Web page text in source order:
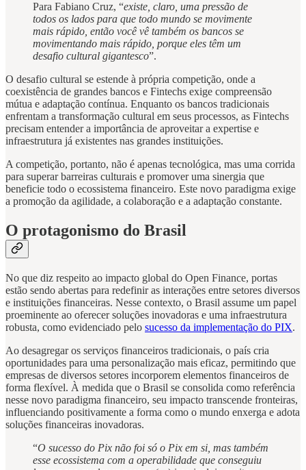
Para Fabiano Cruz, “existe, claro, uma pressão de
todos os lados para que todo mundo se movimente
mais rápido, então você vê também os bancos se
movimentando mais rápido, porque eles têm um
desafio cultural gigantesco”.
O desafio cultural se estende à própria competição, onde a
coexistência de grandes bancos e Fintechs exige compreensão
mútua e adaptação contínua. Enquanto os bancos tradicionais
enfrentam a transformação cultural em seus processos, as Fintechs
precisam entender a importância de aproveitar a expertise e
infraestrutura já existentes nas grandes instituições.
A competição, portanto, não é apenas tecnológica, mas uma corrida
para superar barreiras culturais e promover uma sinergia que
beneficie todo o ecossistema financeiro. Este novo paradigma exige
a promoção da agilidade, a colaboração e a adaptação constante.
O protagonismo do Brasil
No que diz respeito ao impacto global do Open Finance, portas
estão sendo abertas para redefinir as interações entre setores diversos
e instituições financeiras. Nesse contexto, o Brasil assume um papel
proeminente ao oferecer soluções inovadoras e uma infraestrutura
robusta, como evidenciado pelo sucesso da implementação do PIX.
Ao desagregar os serviços financeiros tradicionais, o país cria
oportunidades para uma personalização mais eficaz, permitindo que
empresas de diversos setores incorporem elementos financeiros de
forma flexível. À medida que o Brasil se consolida como referência
nesse novo paradigma financeiro, seu impacto transcende fronteiras,
influenciando positivamente a forma como o mundo enxerga e adota
soluções financeiras inovadoras.
“O sucesso do Pix não foi só o Pix em si, mas também
esse ecossistema com a operabilidade que conseguiu